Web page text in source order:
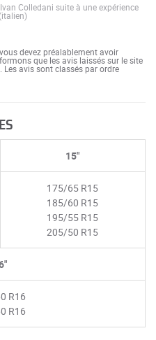
Colledani suite à une expérience
devez préalablement avoir
que les avis laissés sur le site
. Les avis sont classés par ordre
15"
175/65 R15
185/60 R15
195/55 R15
205/50 R15
R16
R16